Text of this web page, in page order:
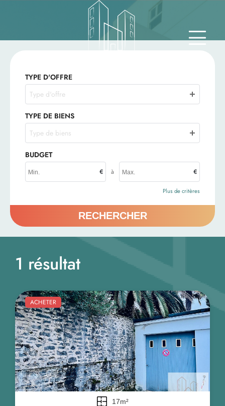
TYPE D'OFFRE
Type d'offre
TYPE DE BIENS
Type de biens
BUDGET
€ à €
Plus de critères
RECHERCHER
1 résultat
ACHETER
17m²